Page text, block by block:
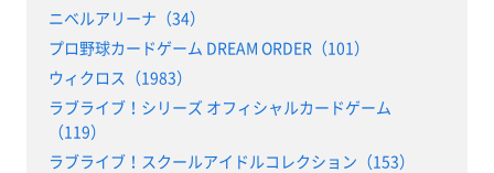
ニベルアリーナ（34）
プロ野球カードゲーム DREAM ORDER（101）
ウィクロス（1983）
ラブライブ！シリーズ オフィシャルカードゲーム
（119）
ラブライブ！スクールアイドルコレクション（153）